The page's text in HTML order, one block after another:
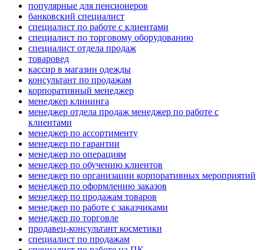
популярные для пенсионеров
банковский специалист
специалист по работе с клиентами
специалист по торговому оборудованию
специалист отдела продаж
товаровед
кассир в магазин одежды
консультант по продажам
корпоративный менеджер
менеджер клининга
менеджер отдела продаж менеджер по работе с
клиентами
менеджер по ассортименту
менеджер по гарантии
менеджер по операциям
менеджер по обучению клиентов
менеджер по организации корпоративных мероприятий
менеджер по оформлению заказов
менеджер по продажам товаров
менеджер по работе с заказчиками
менеджер по торговле
продавец-консультант косметики
специалист по продажам